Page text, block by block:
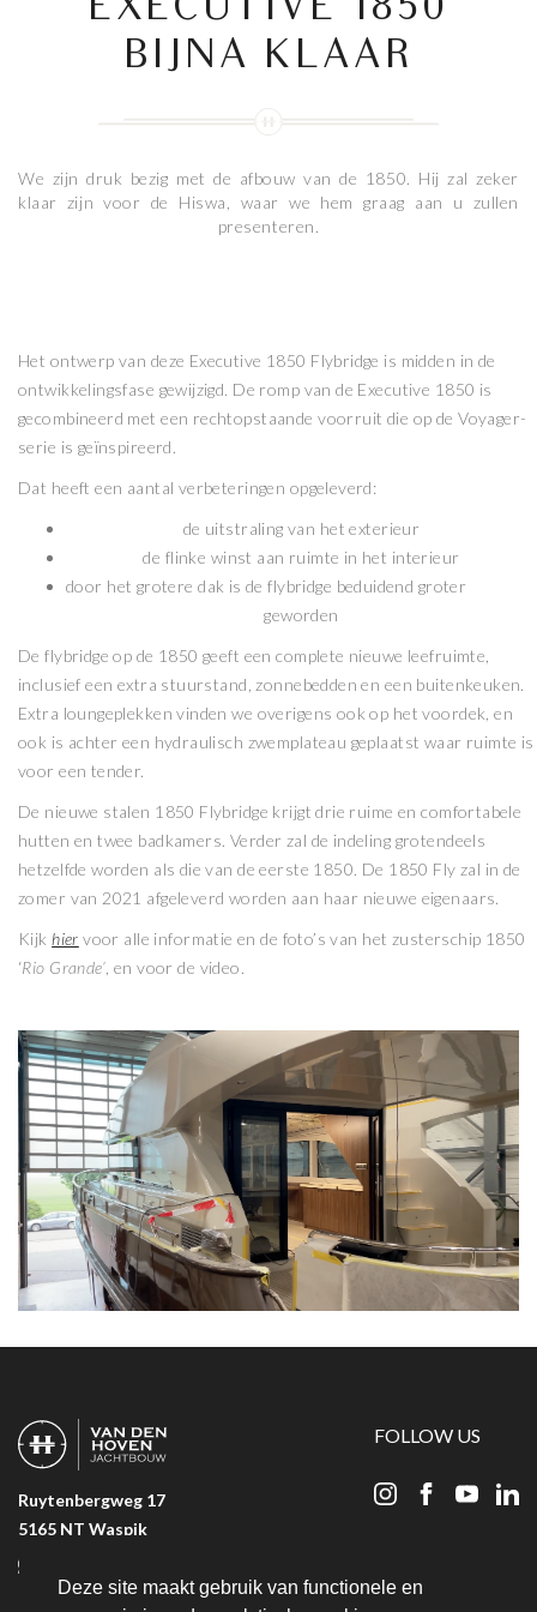
Deze site maakt gebruik van functionele en
EXECUTIVE 1850
BIJNA KLAAR
We zijn druk bezig met de afbouw van de 1850. Hij zal zeker
klaar zijn voor de Hiswa, waar we hem graag aan u zullen
presenteren.
Het ontwerp van deze Executive 1850 Flybridge is midden in de
ontwikkelingsfase gewijzigd. De romp van de Executive 1850 is
gecombineerd met een rechtopstaande voorruit die op de Voyager-
serie is geïnspireerd.
Dat heeft een aantal verbeteringen opgeleverd:
de uitstraling van het exterieur
de flinke winst aan ruimte in het interieur
door het grotere dak is de flybridge beduidend groter
geworden
De flybridge op de 1850 geeft een complete nieuwe leefruimte,
inclusief een extra stuurstand, zonnebedden en een buitenkeuken.
Extra loungeplekken vinden we overigens ook op het voordek, en
ook is achter een hydraulisch zwemplateau geplaatst waar ruimte is
voor een tender.
De nieuwe stalen 1850 Flybridge krijgt drie ruime en comfortabele
hutten en twee badkamers. Verder zal de indeling grotendeels
hetzelfde worden als die van de eerste 1850. De 1850 Fly zal in de
zomer van 2021 afgeleverd worden aan haar nieuwe eigenaars.
Kijk hier voor alle informatie en de foto’s van het zusterschip 1850
‘Rio Grande’ , en voor de video.
Ruytenbergweg 17
5165 NT Waspik
+31 (0) 416 319 183
FOLLOW US